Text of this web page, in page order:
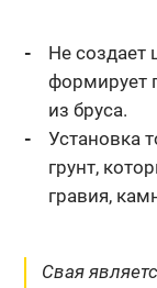
Не создает
формирует
из бруса.
Установка
грунт,
гравия,
Свая